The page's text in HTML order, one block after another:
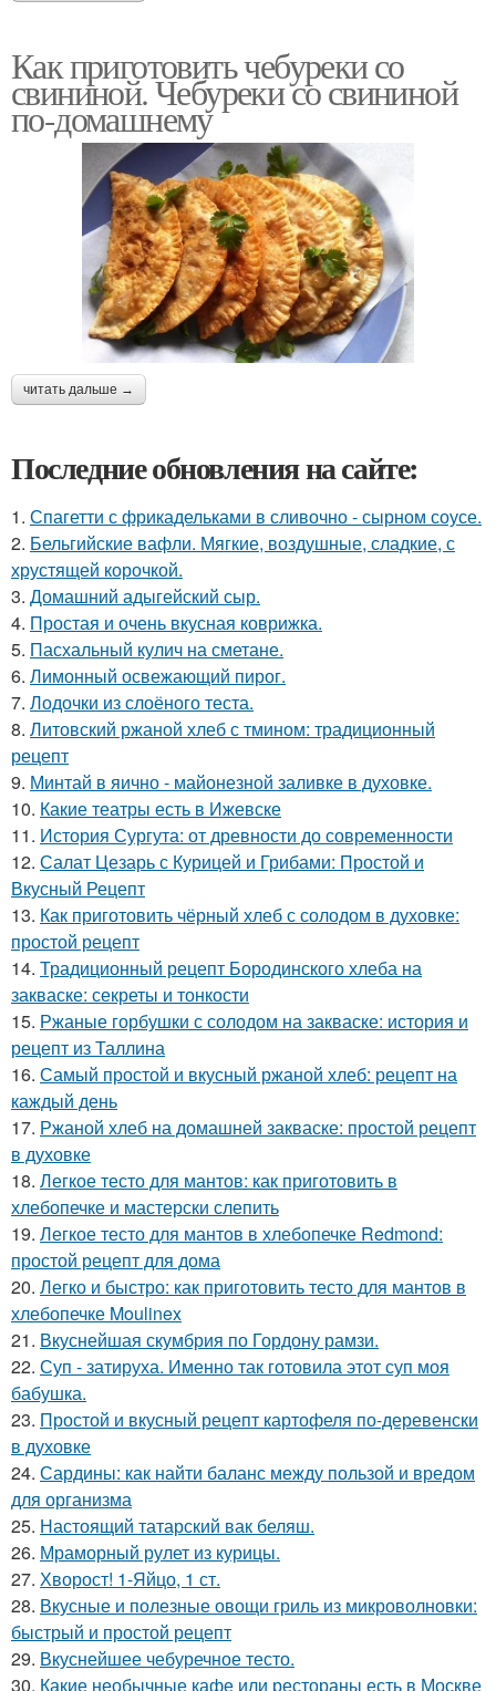
Как приготовить чебуреки со
свининой. Чебуреки со свининой
по-домашнему
читать дальше →
Последние обновления на сайте:
1. Спагетти с фрикадельками в сливочно - сырном соусе.
2. Бельгийские вафли. Мягкие, воздушные, сладкие, с
хрустящей корочкой.
3. Домашний адыгейский сыр.
4. Простая и очень вкусная коврижка.
5. Пасхальный кулич на сметане.
6. Лимонный освежающий пирог.
7. Лодочки из слоёного теста.
8. Литовский ржаной хлеб с тмином: традиционный
рецепт
9. Минтай в яично - майонезной заливке в духовке.
10. Какие театры есть в Ижевске
11. История Сургута: от древности до современности
12. Салат Цезарь с Курицей и Грибами: Простой и
Вкусный Рецепт
13. Как приготовить чёрный хлеб с солодом в духовке:
простой рецепт
14. Традиционный рецепт Бородинского хлеба на
закваске: секреты и тонкости
15. Ржаные горбушки с солодом на закваске: история и
рецепт из Таллина
16. Самый простой и вкусный ржаной хлеб: рецепт на
каждый день
17. Ржаной хлеб на домашней закваске: простой рецепт
в духовке
18. Легкое тесто для мантов: как приготовить в
хлебопечке и мастерски слепить
19. Легкое тесто для мантов в хлебопечке Redmond:
простой рецепт для дома
20. Легко и быстро: как приготовить тесто для мантов в
хлебопечке Moulinex
21. Вкуснейшая скумбрия по Гордону рамзи.
22. Суп - затируха. Именно так готовила этот суп моя
бабушка.
23. Простой и вкусный рецепт картофеля по-деревенски
в духовке
24. Сардины: как найти баланс между пользой и вредом
для организма
25. Настоящий татарский вак беляш.
26. Мраморный рулет из курицы.
27. Хворост! 1-Яйцо, 1 ст.
28. Вкусные и полезные овощи гриль из микроволновки:
быстрый и простой рецепт
29. Вкуснейшее чебуречное тесто.
30. Какие необычные кафе или рестораны есть в Москве